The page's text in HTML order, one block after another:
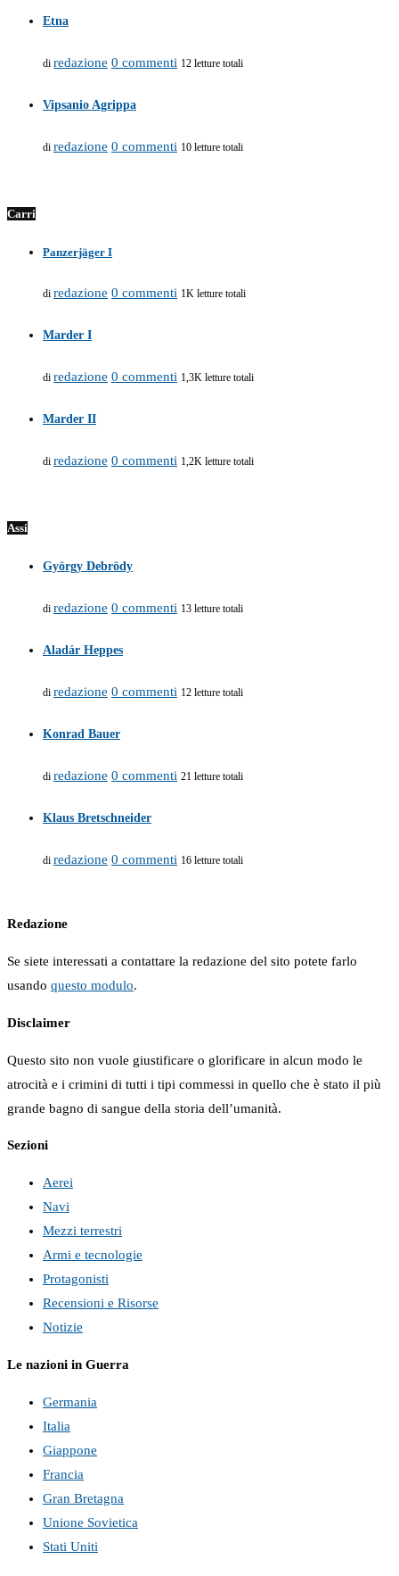
Etna
di redazione 0 commenti 12 letture totali
Vipsanio Agrippa
di redazione 0 commenti 10 letture totali
Carri
Panzerjäger I
di redazione 0 commenti 1K letture totali
Marder I
di redazione 0 commenti 1,3K letture totali
Marder II
di redazione 0 commenti 1,2K letture totali
Assi
György Debrödy
di redazione 0 commenti 13 letture totali
Aladár Heppes
di redazione 0 commenti 12 letture totali
Konrad Bauer
di redazione 0 commenti 21 letture totali
Klaus Bretschneider
di redazione 0 commenti 16 letture totali
Redazione
Se siete interessati a contattare la redazione del sito potete farlo
usando questo modulo.
Disclaimer
Questo sito non vuole giustificare o glorificare in alcun modo le
atrocità e i crimini di tutti i tipi commessi in quello che è stato il più
grande bagno di sangue della storia dell’umanità.
Sezioni
Aerei
Navi
Mezzi terrestri
Armi e tecnologie
Protagonisti
Recensioni e Risorse
Notizie
Le nazioni in Guerra
Germania
Italia
Giappone
Francia
Gran Bretagna
Unione Sovietica
Stati Uniti